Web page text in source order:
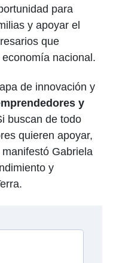
para
y apoyar el
que
nacional.
de innovación y
y
buscan de todo
quieren apoyar,
manifestó Gabriela
y